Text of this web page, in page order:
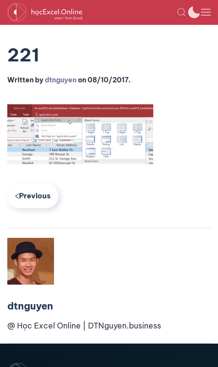
221
Written bydtnguyenon08/10/2017.
Previous
dtnguyen
@ Học Excel Online | DTNguyen.business